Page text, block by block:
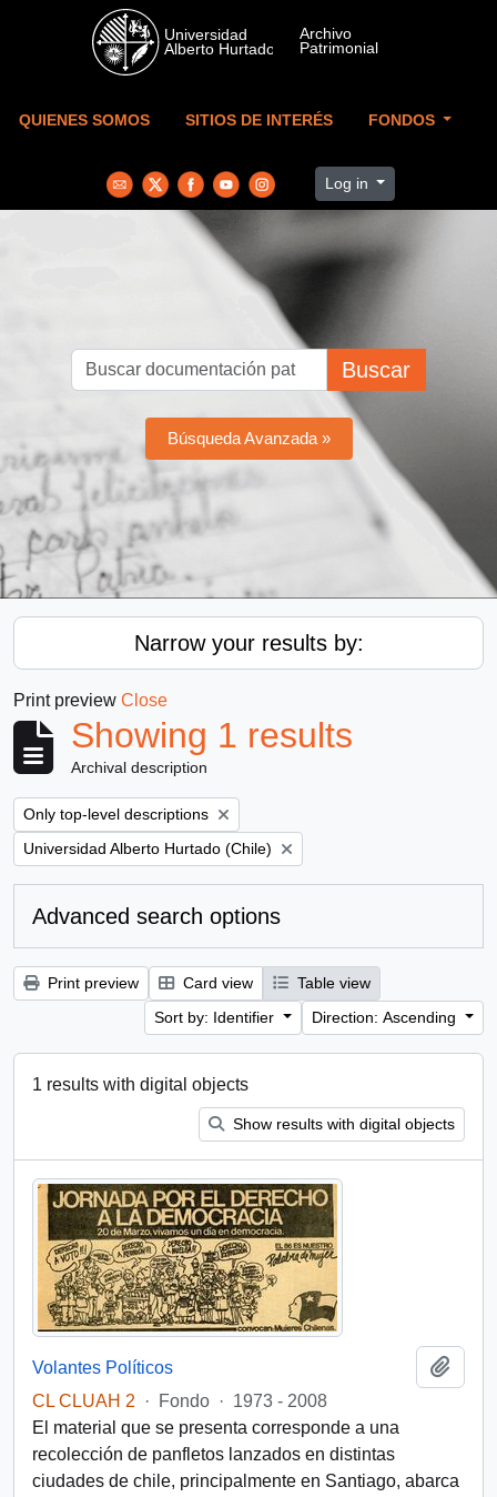
Skip to main content
QUIENES SOMOS SITIOS DE INTERÉS FONDOS
Log in
Buscar
Búsqueda Avanzada »
Narrow your results by:
Print preview Close
Showing 1 results
Archival description
Remove filter:
Only top-level descriptions
Remove filter:
Universidad Alberto Hurtado (Chile)
Advanced search options
Print preview Card view
Table view
Sort by: Identifier
Direction: Ascending
1 results with digital objects
Show results with digital objects
Volantes Políticos
CL CLUAH 2
· Fondo · 1973 - 2008
El material que se presenta corresponde a una
recolección de panfletos lanzados en distintas
ciudades de chile, principalmente en Santiago, abarca